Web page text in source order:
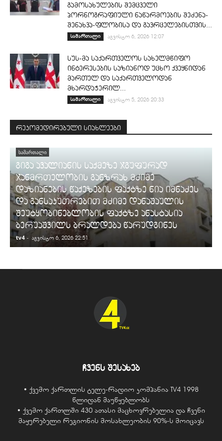
გამოსახულების შემცველი
პორნოგრაფიული ნაწარმოების შეძენა-
შენახვა-ფლობისა და გავრცელებისთვის...
სამართალი აგვისტო 6, 2026 12:07
სუს-მა საქართველოს სახელმწიფო
ინტერესების საზიანოდ უცხო ქვეყნიდან
მართულ და საქართველოდან
მხარდაჭერილ...
სამართალი აგვისტო 5, 2026 20:33
რეკომედირებული სიახლეები
ᲡᲐᲛᲐᲠᲗᲐᲚᲘ
გიგა ავალიანის საქმეზე ჯგუფურად
ჯანმრთელობის განზრახ მძიმე
დაზიანების წაქეზების ფაქტზე ნია იმნაძეს
და განსაკუთრებით მძიმე დანაშაულის
შეუტყობინებლობის ფაქტზე ანასტასია
ბერუაშვილს ბრალდება წარუდგინეს
tv4 - აგვისტო 6, 2026 22:51
ჩვენს შესახებ
• ქვემო ქართლის ტელე-რადიო კომპანია TV4 1998
წლიდან მაუწყებლობს
• ქვემო ქართლში 430 ათასი მაცხოვრებელია და ჩვენი
მაყურებელი რეგიონის მოსახლეობის 90%-ს მოიცავს